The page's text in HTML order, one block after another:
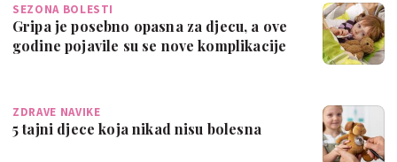
SEZONA BOLESTI
Gripa je posebno opasna za djecu, a ove
godine pojavile su se nove komplikacije
ZDRAVE NAVIKE
5 tajni djece koja nikad nisu bolesna